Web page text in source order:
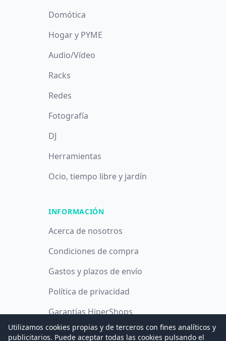
Domótica
Hogar y PYME
Audio/Vídeo
Racks
Redes
Fotografía
DJ
Herramientas
Ocio, tiempo libre y jardín
INFORMACIÓN
Acerca de nosotros
Condiciones de compra
Gastos y plazos de envío
Política de privacidad
Garantías HiperShops
Política de cookies
Utilizamos cookies propias y de terceros con fines analíticos y
publicitarios. Puede aceptar todas las cookies pulsando el